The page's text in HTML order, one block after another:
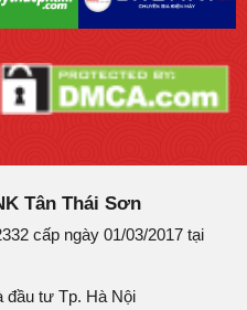
Tân Thái Sơn
cấp ngày 01/03/2017 tại
đầu tư Tp. Hà Nội